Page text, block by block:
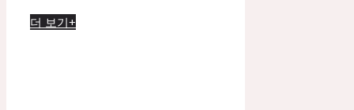
더 보기+